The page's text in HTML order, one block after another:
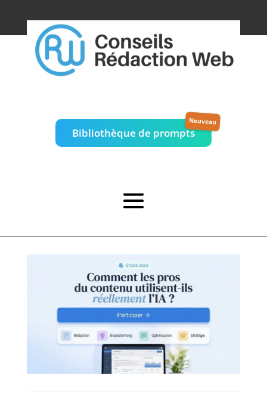
Bibliothèque de prompts